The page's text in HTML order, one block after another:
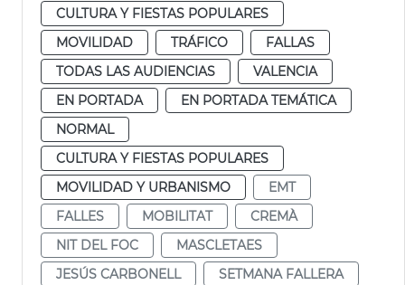
CULTURA Y FIESTAS POPULARES
MOVILIDAD
TRÁFICO
FALLAS
TODAS LAS AUDIENCIAS
VALENCIA
EN PORTADA
EN PORTADA TEMÁTICA
NORMAL
CULTURA Y FIESTAS POPULARES
MOVILIDAD Y URBANISMO
EMT
FALLES
MOBILITAT
CREMÀ
NIT DEL FOC
MASCLETAES
JESÚS CARBONELL
SETMANA FALLERA